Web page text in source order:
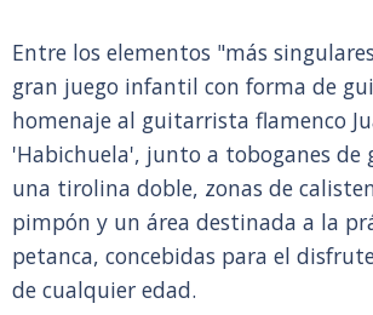
Entre los elementos "más
gran juego infantil con forma de
homenaje al guitarrista flamenco
'Habichuela', junto a toboganes de
una tirolina doble, zonas de
pimpón y un área destinada a la
petanca, concebidas para el
de cualquier edad.